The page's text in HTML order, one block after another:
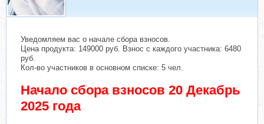
Уведомляем вас о начале сбора взносов.
Цена продукта: 149000 руб. Взнос с каждого участника: 6480
руб.
Кол-во участников в основном списке: 5 чел.
Начало сбора взносов 20 Декабрь
2025 года